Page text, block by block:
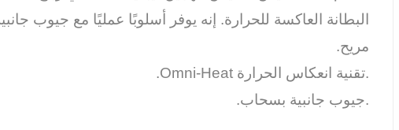
البطانة العاكسة للحرارة. إنه يوفر أسلوبًا عمليًا مع جيوب
مريح.
.تقنية انعكاس الحرارة Omni-Heat.
.جيوب جانبية بسحاب.